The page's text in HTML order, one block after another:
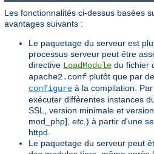
Les fonctionnalités ci-dessus basées
avantages suivants :
Le paquetage du serveur est
processus serveur peut être
directive LoadModule du fichier
apache2.conf plutôt que par
configure à la compilation.
exécuter différentes instances
SSL, version minimale et
mod_php], etc. ) à partir d'une
httpd.
Le paquetage du serveur peut